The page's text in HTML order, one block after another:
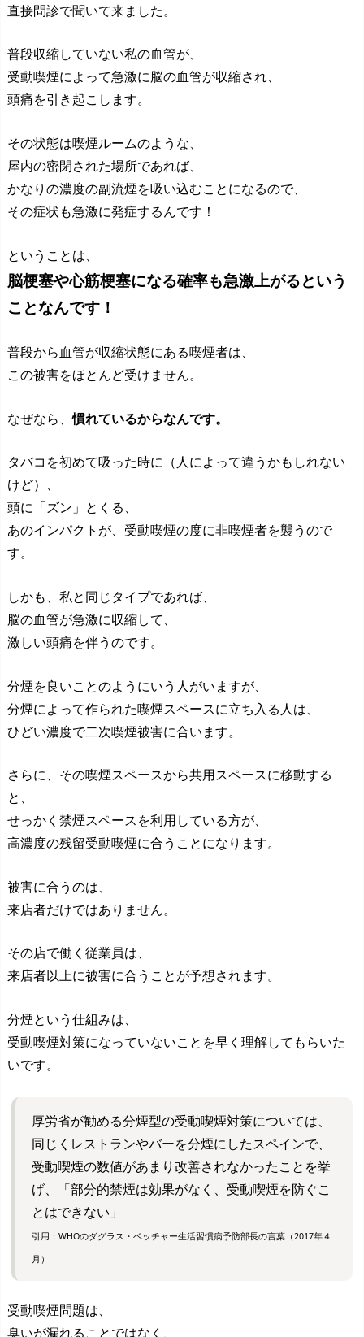
直接問診で聞いて来ました。
普段収縮していない私の血管が、
受動喫煙によって急激に脳の血管が収縮され、
頭痛を引き起こします。
その状態は喫煙ルームのような、
屋内の密閉された場所であれば、
かなりの濃度の副流煙を吸い込むことになるので、
その症状も急激に発症するんです！
ということは、
脳梗塞や心筋梗塞になる確率も急激上がるという
ことなんです！
普段から血管が収縮状態にある喫煙者は、
この被害をほとんど受けません。
なぜなら、慣れているからなんです。
タバコを初めて吸った時に（人によって違うかもしれない
けど）、
頭に「ズン」とくる、
あのインパクトが、受動喫煙の度に非喫煙者を襲うので
す。
しかも、私と同じタイプであれば、
脳の血管が急激に収縮して、
激しい頭痛を伴うのです。
分煙を良いことのようにいう人がいますが、
分煙によって作られた喫煙スペースに立ち入る人は、
ひどい濃度で二次喫煙被害に合います。
さらに、その喫煙スペースから共用スペースに移動する
と、
せっかく禁煙スペースを利用している方が、
高濃度の残留受動喫煙に合うことになります。
被害に合うのは、
来店者だけではありません。
その店で働く従業員は、
来店者以上に被害に合うことが予想されます。
分煙という仕組みは、
受動喫煙対策になっていないことを早く理解してもらいた
いです。
厚労省が勧める分煙型の受動喫煙対策については、
同じくレストランやバーを分煙にしたスペインで、
受動喫煙の数値があまり改善されなかったことを挙
げ、「部分的禁煙は効果がなく、受動喫煙を防ぐこ
とはできない」
引用：WHOのダグラス・ベッチャー生活習慣病予防部長の言葉（2017年４
月）
受動喫煙問題は、
臭いが漏れることではなく、